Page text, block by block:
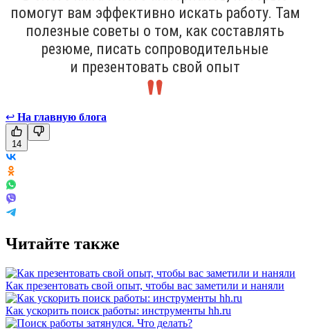
помогут вам эффективно искать работу. Там
полезные советы о том, как составлять
резюме, писать сопроводительные
и презентовать свой опыт
↩ На главную блога
14
Читайте также
Как презентовать свой опыт, чтобы вас заметили и наняли
Как ускорить поиск работы: инструменты hh.ru